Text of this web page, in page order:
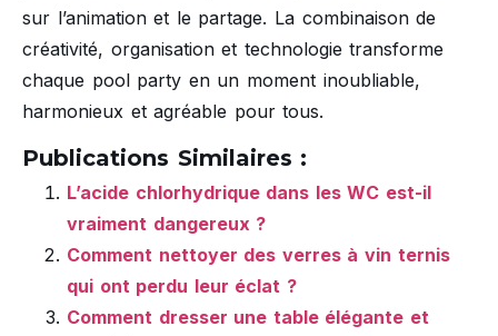
sur l’animation et le partage. La combinaison de
créativité, organisation et technologie transforme
chaque pool party en un moment inoubliable,
harmonieux et agréable pour tous.
Publications Similaires :
L’acide chlorhydrique dans les WC est-il
vraiment dangereux ?
Comment nettoyer des verres à vin ternis
qui ont perdu leur éclat ?
Comment dresser une table élégante et